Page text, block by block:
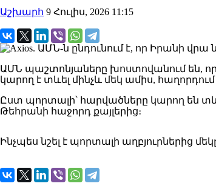
Աշխարհ 9 Հուլիս, 2026 11:15
ԱՄՆ պաշտոնյաները խոստովանում են,
կարող է տևել մինչև մեկ ամիս, հաղորդում
Ըստ պորտալի՝ հարվածները կարող են
Թեհրանի հաջորդ քայլերից։
Ինչպես նշել է պորտալի աղբյուրներից